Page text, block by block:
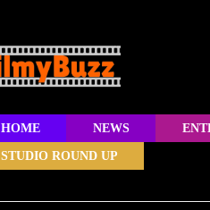
HOME NEWS
STUDIO ROUND UP